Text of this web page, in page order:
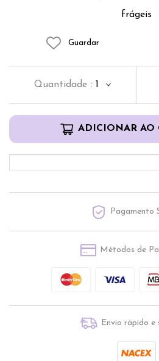
frágeis
Guardar
Quantidade : 1
ADICIONAR AO
Pagamento
Métodos de
Envio rápido e